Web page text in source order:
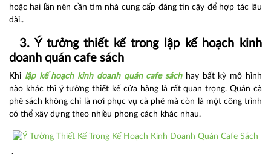
hoặc hai lần nên cần tìm nhà cung cấp đáng tin cậy để hợp tác lâu
dài..
3. Ý tưởng thiết kế trong lập kế hoạch kinh
doanh quán cafe sách
Khi lập kế hoạch kinh doanh quán cafe sáchhay bất kỳ mô hình
nào khác thì ý tưởng thiết kế cửa hàng là rất quan trọng. Quán cà
phê sách không chỉ là nơi phục vụ cà phê mà còn là một công trình
có thể xây dựng theo nhiều phong cách khác nhau.